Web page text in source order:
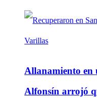
Allanamiento en
Alfonsín arrojó